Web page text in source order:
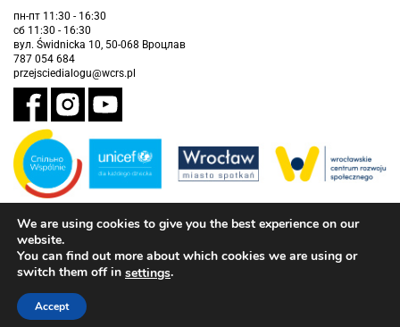
пн-пт 11:30 - 16:30
сб 11:30 - 16:30
вул. Świdnicka 10, 50-068 Вроцлав
787 054 684
przejsciedialogu@wcrs.pl
Завдання виконується муніципалітетом Вроцлава у партнерстві з
Дитячим фондом ООН (ЮНІСЕФ).
інформація про доступність
We are using cookies to give you the best experience on our
website.
You can find out more about which cookies we are using or
switch them off in settings.
Accept